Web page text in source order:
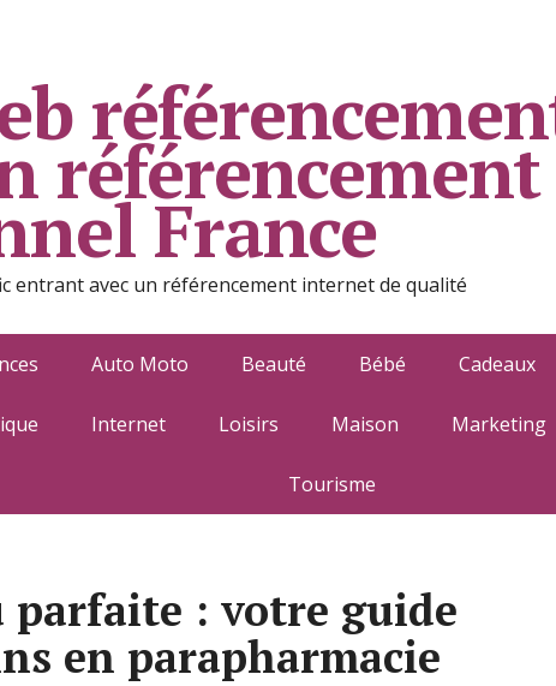
référencement
France
entrant avec un référencement internet de qualité
Auto Moto Beauté Bébé Cadeaux
Internet Loisirs Maison Marketing
Tourisme
parfaite : votre guide
en parapharmacie